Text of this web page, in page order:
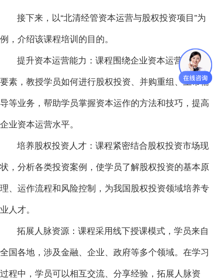
接下来，以“北清经管资本运营与股权投资项目”为
例，介绍该课程培训的目的。
提升资本运营能力：课程围绕企业资本运营的核心
要素，教授学员如何进行股权投资、并购重组、上市辅
导等业务，帮助学员掌握资本运作的方法和技巧，提高
企业资本运营水平。
培养股权投资人才：课程紧密结合股权投资市场现
状，分析各类投资案例，使学员了解股权投资的基本原
理、运作流程和风险控制，为我国股权投资领域培养专
业人才。
拓展人脉资源：课程采用线下授课模式，学员来自
全国各地，涉及金融、企业、政府等多个领域。在学习
过程中，学员可以相互交流、分享经验，拓展人脉资